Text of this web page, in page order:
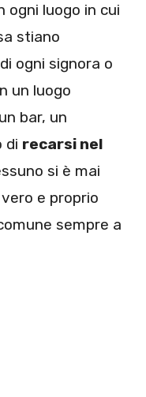
ogni luogo in cui
stiano
ogni signora o
un luogo
bar, un
di recarsi nel
si è mai
e proprio
sempre a